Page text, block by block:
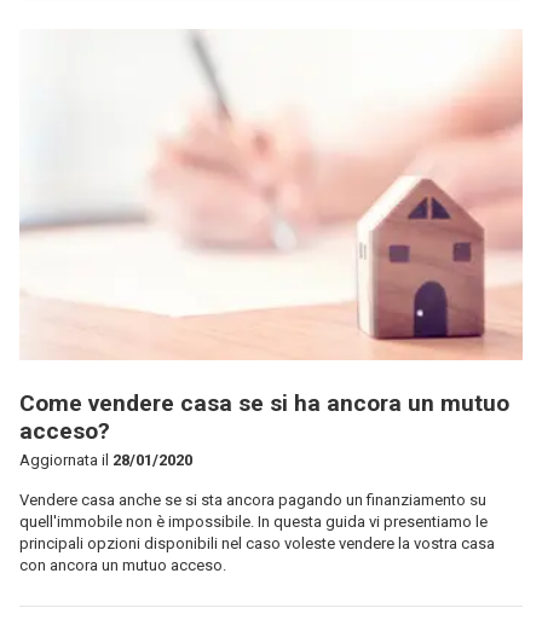
Come vendere casa se si ha ancora un mutuo
acceso?
Aggiornata il 28/01/2020
Vendere casa anche se si sta ancora pagando un finanziamento su
quell'immobile non è impossibile. In questa guida vi presentiamo le
principali opzioni disponibili nel caso voleste vendere la vostra casa
con ancora un mutuo acceso.